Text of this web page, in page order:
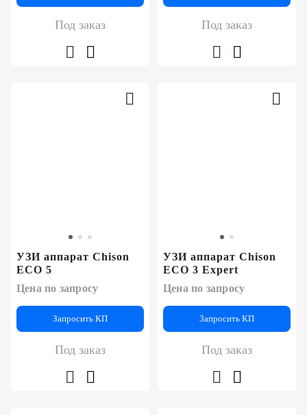
Под заказ Под заказ
УЗИ аппарат Chison
ECO 5
Цена по запросу
Запросить КП
Под заказ
УЗИ аппарат Chison
ECO 3 Expert
Цена по запросу
Запросить КП
Под заказ